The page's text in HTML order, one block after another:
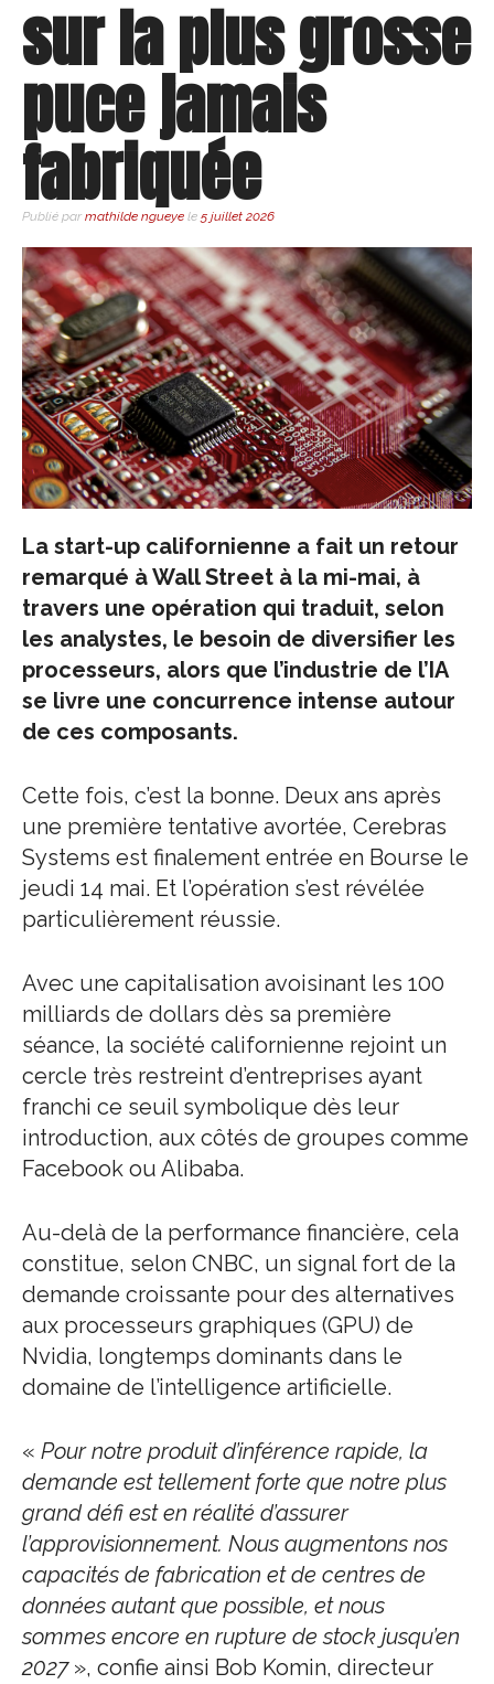
sur la plus grosse
puce jamais
fabriquée
Publié par mathilde ngueye le 5 juillet 2026
La start-up californienne a fait un retour
remarqué à Wall Street à la mi-mai, à
travers une opération qui traduit, selon
les analystes, le besoin de diversifier les
processeurs, alors que l’industrie de l’IA
se livre une concurrence intense autour
de ces composants.
Cette fois, c’est la bonne. Deux ans après
une première tentative avortée, Cerebras
Systems est finalement entrée en Bourse le
jeudi 14 mai. Et l’opération s’est révélée
particulièrement réussie.
Avec une capitalisation avoisinant les 100
milliards de dollars dès sa première
séance, la société californienne rejoint un
cercle très restreint d’entreprises ayant
franchi ce seuil symbolique dès leur
introduction, aux côtés de groupes comme
Facebook ou Alibaba.
Au-delà de la performance financière, cela
constitue, selon CNBC, un signal fort de la
demande croissante pour des alternatives
aux processeurs graphiques (GPU) de
Nvidia, longtemps dominants dans le
domaine de l’intelligence artificielle.
« Pour notre produit d’inférence rapide, la
demande est tellement forte que notre plus
grand défi est en réalité d’assurer
l’approvisionnement. Nous augmentons nos
capacités de fabrication et de centres de
données autant que possible, et nous
sommes encore en rupture de stock jusqu’en
2027», confie ainsi Bob Komin, directeur